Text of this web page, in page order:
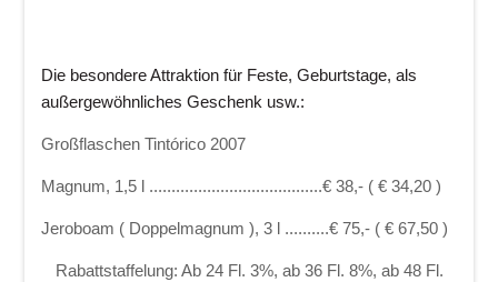
Die besondere Attraktion für Feste, Geburtstage, als
außergewöhnliches Geschenk usw.:
Großflaschen Tintórico 2007
Magnum, 1,5 l .......................................€ 38,- ( € 34,20 )
Jeroboam ( Doppelmagnum ), 3 l ..........€ 75,- ( € 67,50 )
Rabattstaffelung: Ab 24 Fl. 3%, ab 36 Fl. 8%, ab 48 Fl.